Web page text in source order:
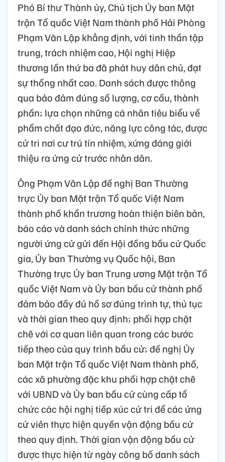
Phó Bí thư Thành ủy, Chủ tịch Ủy ban Mặt
trận Tổ quốc Việt Nam thành phố Hải Phòng
Phạm Văn Lập khẳng định, với tinh thần tập
trung, trách nhiệm cao, Hội nghị Hiệp
thương lần thứ ba đã phát huy dân chủ, đạt
sự thống nhất cao. Danh sách được thông
qua bảo đảm đúng số lượng, cơ cấu, thành
phần; lựa chọn những cá nhân tiêu biểu về
phẩm chất đạo đức, năng lực công tác, được
cử tri nơi cư trú tín nhiệm, xứng đáng giới
thiệu ra ứng cử trước nhân dân.
Ông Phạm Văn Lập đề nghị Ban Thường
trực Ủy ban Mặt trận Tổ quốc Việt Nam
thành phố khẩn trương hoàn thiện biên bản,
báo cáo và danh sách chính thức những
người ứng cử gửi đến Hội đồng bầu cử Quốc
gia, Ủy ban Thường vụ Quốc hội, Ban
Thường trực Ủy ban Trung ương Mặt trận Tổ
quốc Việt Nam và Ủy ban bầu cử thành phố
đảm bảo đầy đủ hồ sơ đúng trình tự, thủ tục
và thời gian theo quy định; phối hợp chặt
chẽ với cơ quan liên quan trong các bước
tiếp theo của quy trình bầu cử; đề nghị Ủy
ban Mặt trận Tổ quốc Việt Nam thành phố,
các xã phường đặc khu phối hợp chặt chẽ
với UBND và Ủy ban bầu cử cùng cấp tổ
chức các hội nghị tiếp xúc cử tri để các ứng
cử viên thực hiện quyền vận động bầu cử
theo quy định. Thời gian vận động bầu cử
được thực hiện từ ngày công bố danh sách